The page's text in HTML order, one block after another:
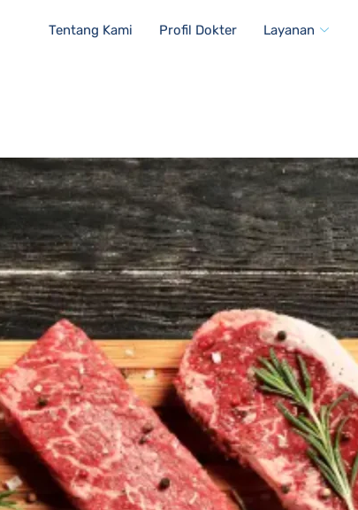
Tentang Kami Profil Dokter Layanan